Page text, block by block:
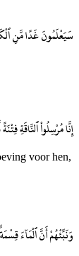
سَيَعْلَمُونَ غَدًا مَّنِ
إِنَّا مُرْسِلُوا۟ ٱلنَّاقَةِ
voor hen,
وَنَبِّئْهُمْ أَنَّ ٱلْمَآءَ